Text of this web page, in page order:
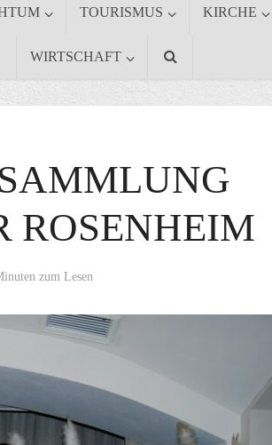
TOURISMUS KIRCHE
WIRTSCHAFT
ROSENHEIM
zum Lesen